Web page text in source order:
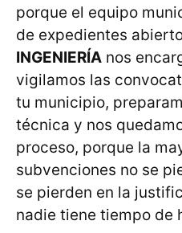
porque el equipo
de expedientes
INGENIERÍA nos
vigilamos las
tu municipio,
técnica y nos
proceso, porque la
subvenciones no se
se pierden en la
nadie tiene tiempo de